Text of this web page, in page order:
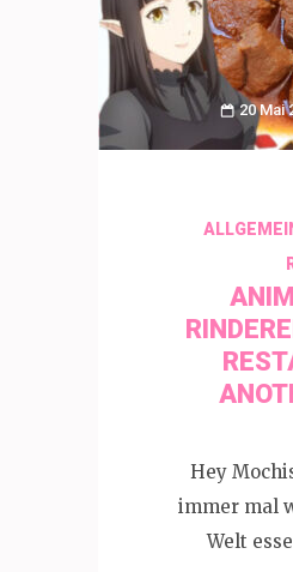
20 Mai
Hey
immer mal
Welt